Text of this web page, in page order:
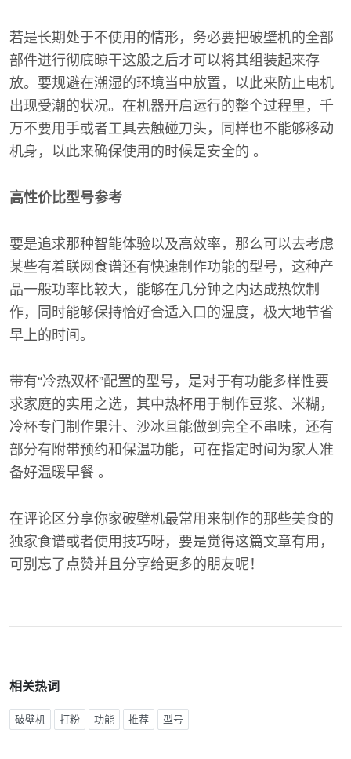
若是长期处于不使用的情形，务必要把破壁机的全部
部件进行彻底晾干这般之后才可以将其组装起来存
放。要规避在潮湿的环境当中放置，以此来防止电机
出现受潮的状况。在机器开启运行的整个过程里，千
万不要用手或者工具去触碰刀头，同样也不能够移动
机身，以此来确保使用的时候是安全的 。
高性价比型号参考
要是追求那种智能体验以及高效率，那么可以去考虑
某些有着联网食谱还有快速制作功能的型号，这种产
品一般功率比较大，能够在几分钟之内达成热饮制
作，同时能够保持恰好合适入口的温度，极大地节省
早上的时间。
带有“冷热双杯”配置的型号，是对于有功能多样性要
求家庭的实用之选，其中热杯用于制作豆浆、米糊，
冷杯专门制作果汁、沙冰且能做到完全不串味，还有
部分有附带预约和保温功能，可在指定时间为家人准
备好温暖早餐 。
在评论区分享你家破壁机最常用来制作的那些美食的
独家食谱或者使用技巧呀，要是觉得这篇文章有用，
可别忘了点赞并且分享给更多的朋友呢！
相关热词
破壁机 打粉 功能 推荐 型号